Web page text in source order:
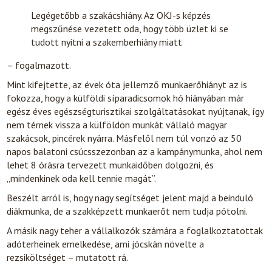
Legégetőbb a szakácshiány. Az OKJ-s képzés
megszűnése vezetett oda, hogy több üzlet ki se
tudott nyitni a szakemberhiány miatt
– fogalmazott.
Mint kifejtette, az évek óta jellemző munkaerőhiányt az is
fokozza, hogy a külföldi síparadicsomok hó hiányában már
egész éves egészségturisztikai szolgáltatásokat nyújtanak, így
nem térnek vissza a külföldön munkát vállaló magyar
szakácsok, pincérek nyárra. Másfelől nem túl vonzó az 50
napos balatoni csúcsszezonban az a kampánymunka, ahol nem
lehet 8 órásra tervezett munkaidőben dolgozni, és
„mindenkinek oda kell tennie magát”.
Beszélt arról is, hogy nagy segítséget jelent majd a beinduló
diákmunka, de a szakképzett munkaerőt nem tudja pótolni.
A másik nagy teher a vállalkozók számára a foglalkoztatottak
adóterheinek emelkedése, ami jócskán növelte a
rezsiköltséget – mutatott rá.